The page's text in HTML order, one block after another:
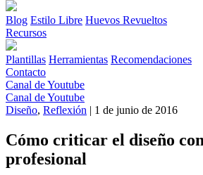
Blog Estilo Libre Huevos Revueltos
Recursos
Plantillas Herramientas Recomendaciones
Contacto
Canal de Youtube
Canal de Youtube
Diseño, Reflexión | 1 de junio de 2016
Cómo criticar el diseño
profesional